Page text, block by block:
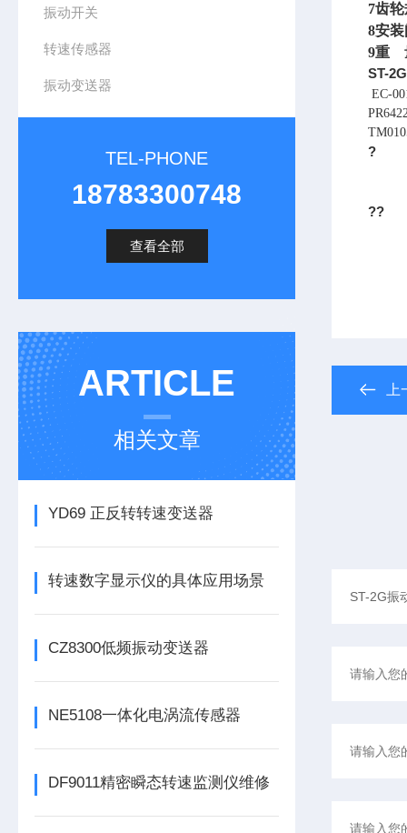
振动开关
转速传感器
振动变送器
TEL-PHONE
18783300748
查看全部
ARTICLE
相关文章
YD69 正反转转速变送器
转速数字显示仪的具体应用场景
CZ8300低频振动变送器
NE5108一体化电涡流传感器
DF9011精密瞬态转速监测仪维修
7齿
8安装
9重
ST-
EC-
?
??